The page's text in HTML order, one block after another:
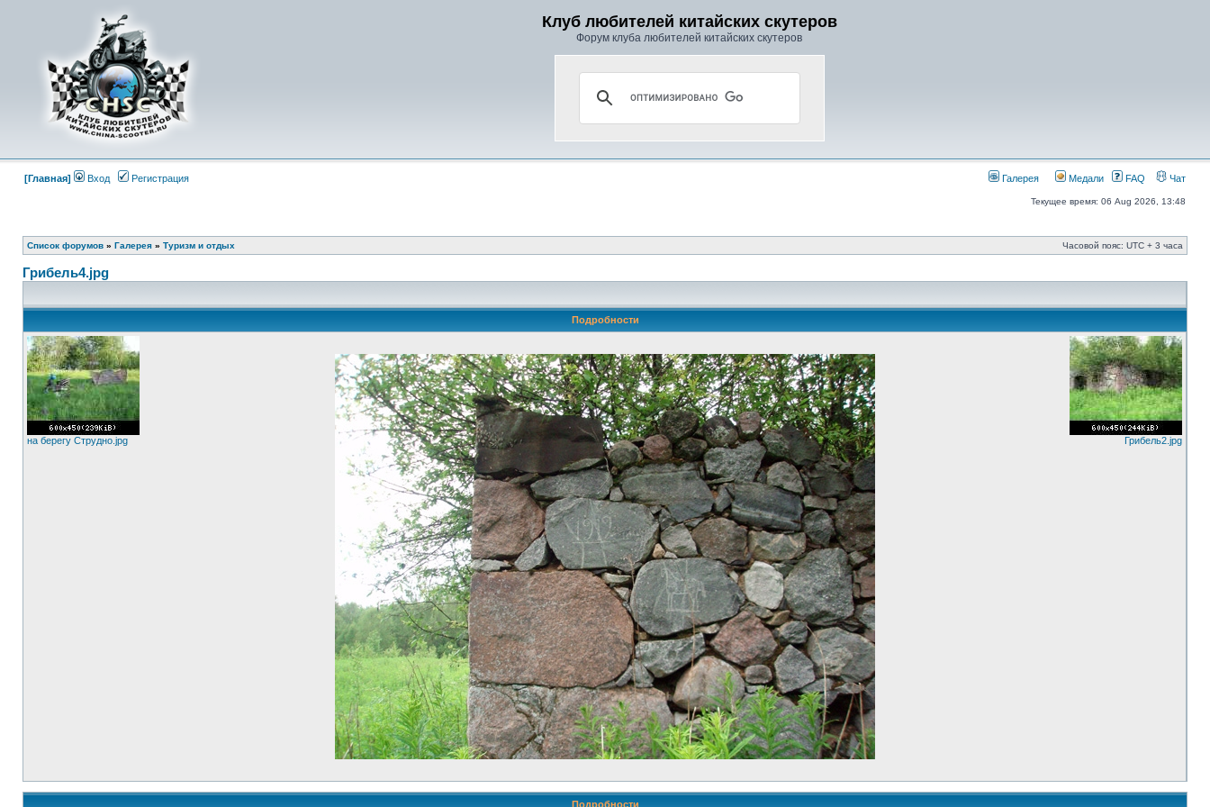
Клуб любителей китайских скутеров
Форум клуба любителей китайских скутеров
[Главная] Вход Регистрация Галерея Медали FAQ Чат
Текущее время: 06 Aug 2026, 13:48
Список форумов » Галерея » Туризм и отдых Часовой пояс: UTC + 3 часа
Грибель4.jpg
Подробности
на берегу Струдно.jpg Грибель2.jpg
Подробности